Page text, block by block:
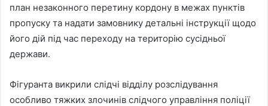
план незаконного перетину кордону в межах пунктів
пропуску та надати замовнику детальні інструкції щодо
його дій під час переходу на територію сусідньої
держави.
Фігуранта викрили слідчі відділу розслідування
особливо тяжких злочинів слідчого управління поліції